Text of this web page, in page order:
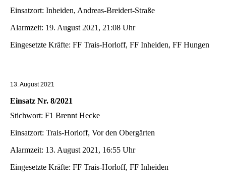
Einsatzort: Inheiden, Andreas-Breidert-Straße
Alarmzeit: 19. August 2021, 21:08 Uhr
Eingesetzte Kräfte: FF Trais-Horloff, FF Inheiden, FF Hungen
13. August 2021
Einsatz Nr. 8/2021
Stichwort: F1 Brennt Hecke
Einsatzort: Trais-Horloff, Vor den Obergärten
Alarmzeit: 13. August 2021, 16:55 Uhr
Eingesetzte Kräfte: FF Trais-Horloff, FF Inheiden